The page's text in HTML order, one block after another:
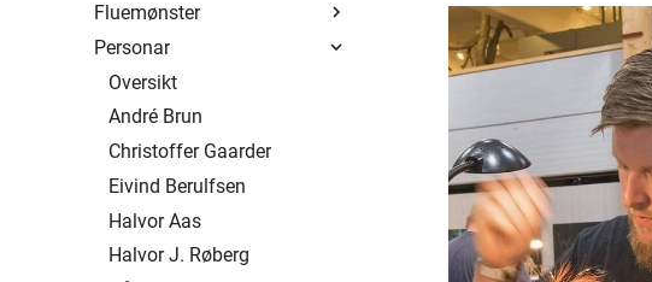
Fluefiskerens Viktigste
Henry Olsen
Historisk flue
Fluemønster
Oversikt
Geofluer
Samlingar
Oversikt
Eide
Ivar Løchen
Tommy Torp
Sand
Oversikt
Badger Quill
Balgents Brown
Mustad
Oversikt
Alle mønster
Gresvig
Oversikt
Fleire
Personar
Oversikt
André Brun
Christoffer Gaarder
Eivind Berulfsen
Halvor Aas
Halvor J. Røberg